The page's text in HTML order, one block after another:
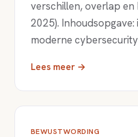
verschillen, overlap en
2025). Inhoudsopgave:
moderne
Lees meer →
BEWUSTWORDING